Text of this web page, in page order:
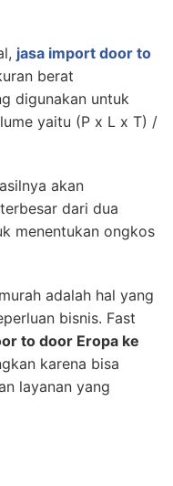
jasa import door to
berat
digunakan untuk
yaitu (P x L x T) /
akan
dari dua
menentukan ongkos
adalah hal yang
bisnis. Fast
to door Eropa ke
karena bisa
layanan yang